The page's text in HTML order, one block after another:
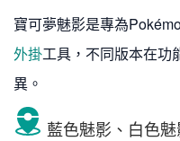
寶可夢魅影是專為
外掛工具，不同版本在功
異。
藍色魅影、白色